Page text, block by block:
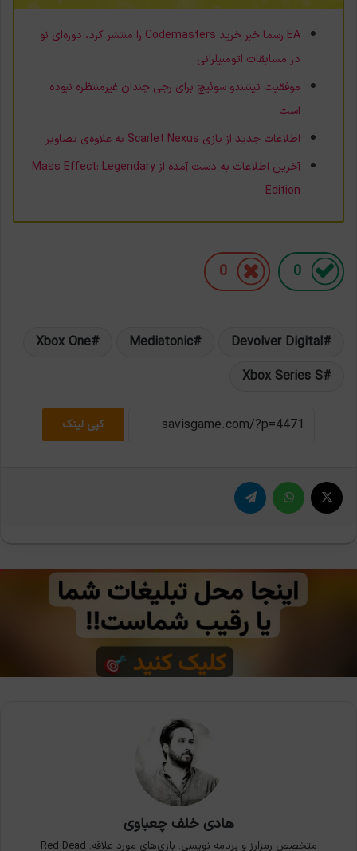
EA رسما خبر خرید Codemasters را منتشر کرد، دوره‌ای نو
در مسابقات اتومبیلرانی
موفقیت نینتندو سوئیچ برای رجی چندان غیرمنتظره نبوده
است
اطلاعات جدید از بازی Scarlet Nexus به علاوه‌ی تصاویر
آخرین اطلاعات به دست آمده از Mass Effect: Legendary
Edition
0
0
Devolver Digital
Mediatonic
Xbox One
Xbox Series S
کپی لینک
هادی خلف چعباوی
متخصص رمزارز و برنامه نویسی. بازی‌های مورد علاقه: Red Dead